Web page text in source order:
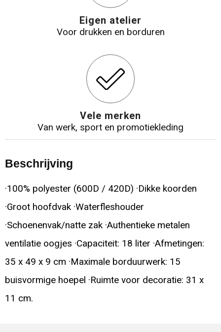
Eigen atelier
Voor drukken en borduren
Vele merken
Van werk, sport en promotiekleding
Beschrijving
·100% polyester (600D / 420D) ·Dikke koorden
·Groot hoofdvak ·Waterfleshouder
·Schoenenvak/natte zak ·Authentieke metalen
ventilatie oogjes ·Capaciteit: 18 liter ·Afmetingen:
35 x 49 x 9 cm ·Maximale borduurwerk: 15
buisvormige hoepel ·Ruimte voor decoratie: 31 x
11 cm.